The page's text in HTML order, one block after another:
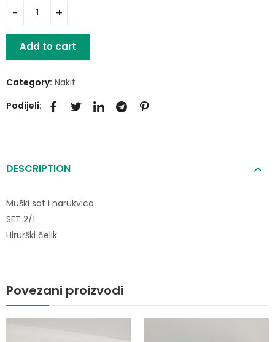
Add to cart
Category: Nakit
Podijeli:
DESCRIPTION
Muški sat i narukvica
SET 2/1
Hirurški čelik
Povezani proizvodi